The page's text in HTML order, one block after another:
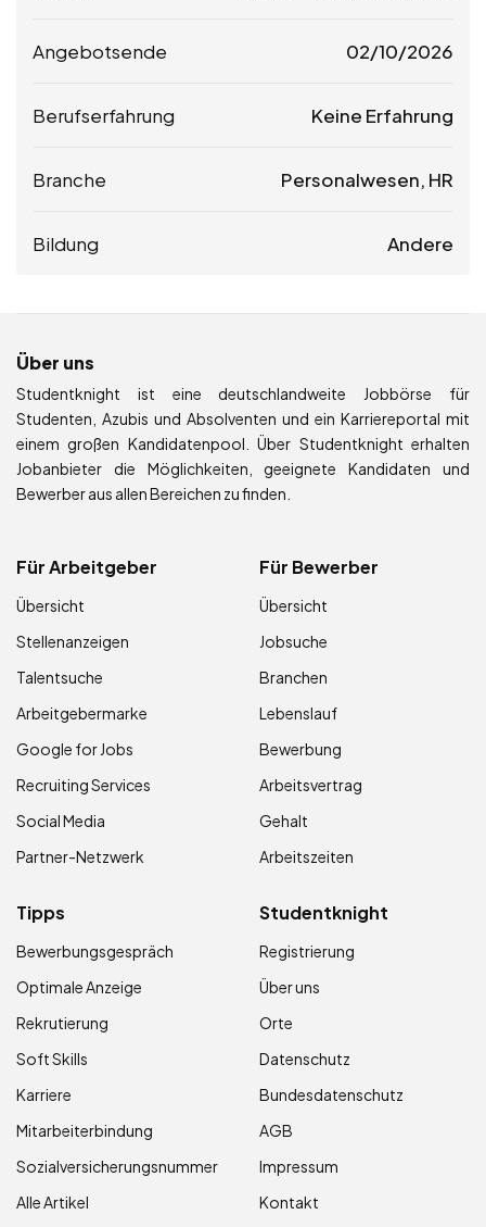
Angebotsende 02/10/2026
Berufserfahrung Keine Erfahrung
Branche Personalwesen, HR
Bildung Andere
Über uns
Studentknight ist eine deutschlandweite Jobbörse für
Studenten, Azubis und Absolventen und ein Karriereportal mit
einem großen Kandidatenpool. Über Studentknight erhalten
Jobanbieter die Möglichkeiten, geeignete Kandidaten und
Bewerber aus allen Bereichen zu finden.
Für Arbeitgeber
Übersicht
Stellenanzeigen
Talentsuche
Arbeitgebermarke
Google for Jobs
Recruiting Services
Social Media
Partner-Netzwerk
Für Bewerber
Übersicht
Jobsuche
Branchen
Lebenslauf
Bewerbung
Arbeitsvertrag
Gehalt
Arbeitszeiten
Tipps
Bewerbungsgespräch
Optimale Anzeige
Rekrutierung
Soft Skills
Karriere
Mitarbeiterbindung
Sozialversicherungsnummer
Alle Artikel
Studentknight
Registrierung
Über uns
Orte
Datenschutz
Bundesdatenschutz
AGB
Impressum
Kontakt